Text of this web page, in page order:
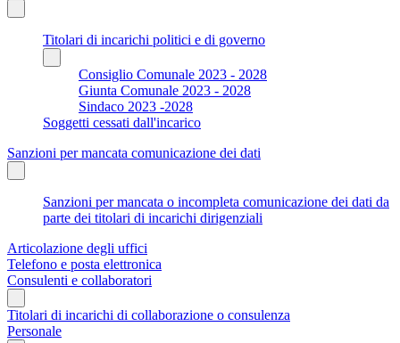
Titolari di incarichi politici e di governo
Consiglio Comunale 2023 - 2028
Giunta Comunale 2023 - 2028
Sindaco 2023 -2028
Soggetti cessati dall'incarico
Sanzioni per mancata comunicazione dei dati
Sanzioni per mancata o incompleta comunicazione dei dati da
parte dei titolari di incarichi dirigenziali
Articolazione degli uffici
Telefono e posta elettronica
Consulenti e collaboratori
Titolari di incarichi di collaborazione o consulenza
Personale